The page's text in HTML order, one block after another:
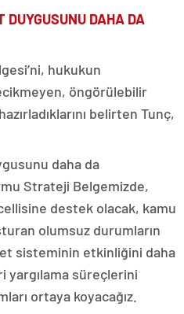
DUYGUSUNU DAHA DA
hukukun
öngörülebilir
belirten Tunç,
daha da
Strateji Belgemizde,
destek olacak, kamu
olumsuz durumların
sisteminin etkinliğini daha
yargılama süreçlerini
ortaya koyacağız.